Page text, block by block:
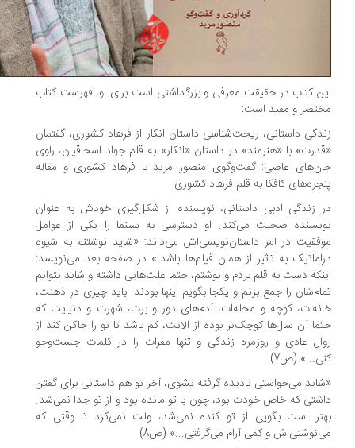
کتاب در حقیقت معرفی و بزرگداشتی است برای او، فهرست کتاب
و مفید است:
داستانی‌، ریخت‌‌شناسی ‌داستان انکار از فرهاد کشوری، گفتمان
با «هنرمند» در داستان «انکار» به قلم جواد اسحاقیان، راوی
عاصی: گفت‌وگوی منصور مرید با فرهاد کشوری و مقاله
کافکا به قلم فرهاد کشوری.
زندگی ادبی داستانی، نویسنده از شکل‌گیری خودش به عنوان
صحبت می‌کند. او دسترسی به سینما را یکی از عوامل
در امر داستان‌نویسی‌اش می‌داند: «شاید نوشتنم به شیوه
به تاثیر از همان فیلم‌ها باشد.» در صفحه بعد می‌نویسد:
دست به قلم بردم و نوشتم، حتما علت‌هایی داشته و شاید نتوانم
را جمع بزنم و یکجا بگویم اینها بودند. باید چیزی در ذهنت،
کوچه و محله‌ات، آدم‌های دور و برت، شهرت و دنیایت که
آن سال‌ها کوچک‌تر بوده از الانت، کم باشد تا تو را جاکن کند از
عادی و روزمره زندگی و تنها مفرات را در کلمات جست‌وجو
(ص7)
می‌خواستی نادیده گرفته نشوی، آخر تو هم داستانی برای گفتن
که خاص خودت بود، چون با تو مانده بود و از تو جدا نمی‌شد.
است بگویی از تو کنده نمی‌شد، ولت نمی‌کرد تا وقتی که
و کمی آرام می‌گرفتی...» (ص8)